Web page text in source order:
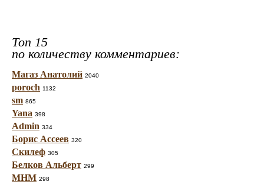
Топ 15
по количеству комментариев:
Магаз Анатолий 2040
poroch 1132
sm 865
Yana 398
Admin 334
Борис Ассеев 320
Скилеф 305
Белков Альберт 299
МНМ 298